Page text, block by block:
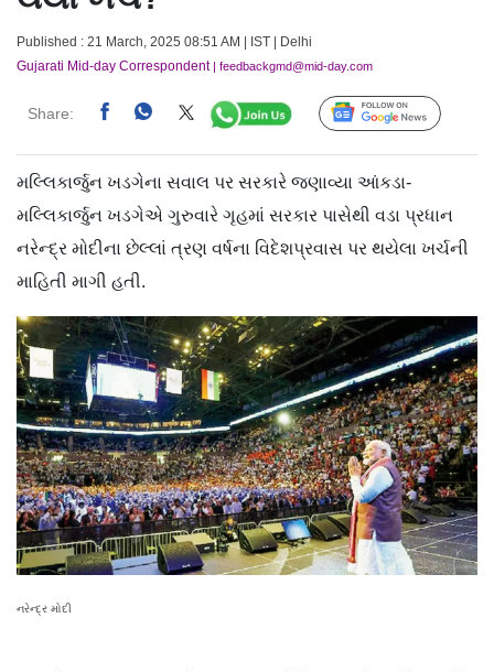
Published : 21 March, 2025 08:51 AM | IST | Delhi
Gujarati Mid-day Correspondent| feedbackgmd@mid-day.com
Share: Follow Us
મલ્લિકાર્જુન ખડગેના સવાલ પર સરકારે જણાવ્યા આંકડા-
મલ્લિકાર્જુન ખડગેએ ગુરુવારે ગૃહમાં સરકાર પાસેથી વડા પ્રધાન
નરેન્દ્ર મોદીના છેલ્લાં ત્રણ વર્ષના વિદેશપ્રવાસ પર થયેલા ખર્ચની
માહિતી માગી હતી.
નરેન્દ્ર મોદી